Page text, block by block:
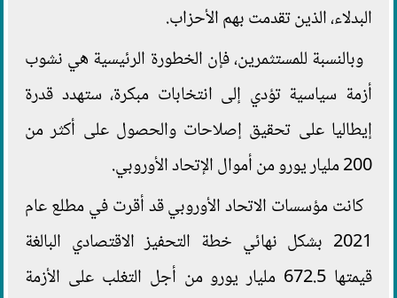
البدلاء، الذين تقدمت بهم الأحزاب.
وبالنسبة للمستثمرين، فإن الخطورة الرئيسية هي نشوب
أزمة سياسية تؤدي إلى انتخابات مبكرة، ستهدد قدرة
إيطاليا على تحقيق إصلاحات والحصول على أكثر من
200 مليار يورو من أموال الإتحاد الأوروبي.
كانت مؤسسات الاتحاد الأوروبي قد أقرت في مطلع عام
2021 بشكل نهائي خطة التحفيز الاقتصادي البالغة
قيمتها 672.5 مليار يورو من أجل التغلب على الأزمة